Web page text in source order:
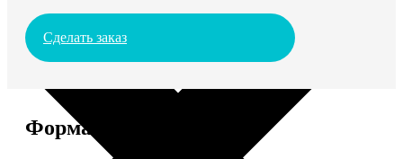
Сделать заказ
Форматы и цены